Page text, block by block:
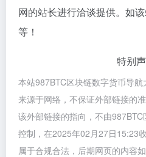
网的站长进行洽谈提供。如
等！
特别
本站987BTC区块链数字货币导
来源于网络，不保证外部链接的
该外部链接的指向，不由
控制，在2025年02月27日15:23
属于合规合法，后期网页的内容